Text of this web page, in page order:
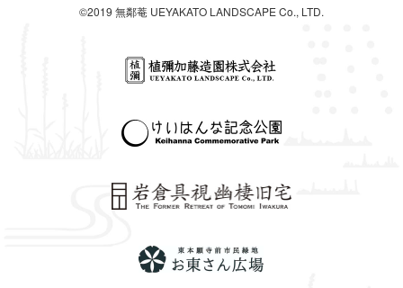
©2019 無鄰菴 UEYAKATO LANDSCAPE Co., LTD.